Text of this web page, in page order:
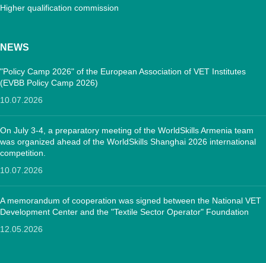
Higher qualification commission
NEWS
"Policy Camp 2026" of the European Association of VET Institutes
(EVBB Policy Camp 2026)
10.07.2026
On July 3-4, a preparatory meeting of the WorldSkills Armenia team
was organized ahead of the WorldSkills Shanghai 2026 international
competition.
10.07.2026
A memorandum of cooperation was signed between the National VET
Development Center and the "Textile Sector Operator" Foundation
12.05.2026